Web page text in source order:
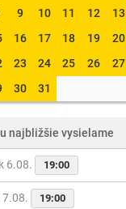
9 10 11 12
13
16 17 18 19
20
23 24 25 26
27
30 31
najbližšie vysielame
6.08. 19:00
19:00